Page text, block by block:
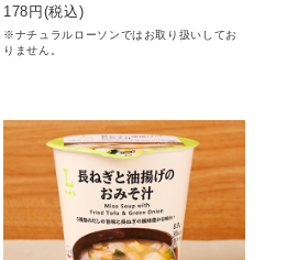
178 円(税込)
※ナチュラルローソンではお取り扱いしてお
りません。